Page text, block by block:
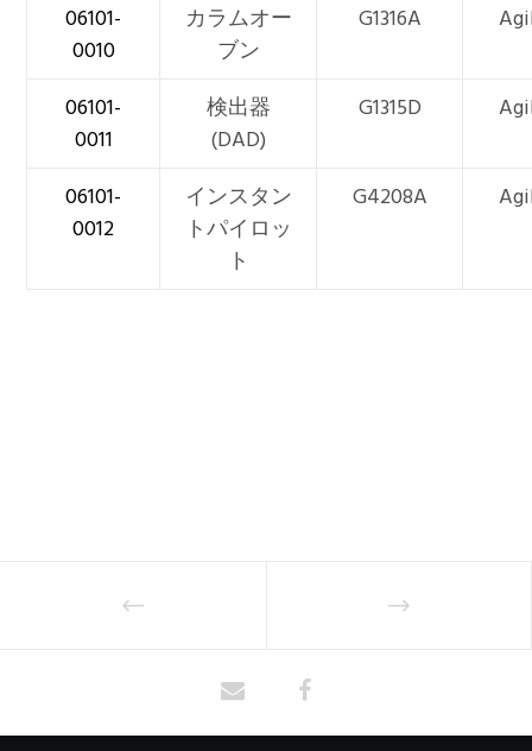
06101-
0010
カラムオー
ブン
G1316A
06101-
0011
検出器
(DAD)
G1315D
06101-
0012
インスタン
トパイロッ
ト
G4208A